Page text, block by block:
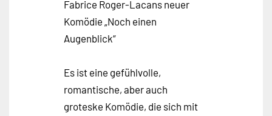
Fabrice Roger-Lacans neuer
Komödie „Noch einen
Augenblick“
Es ist eine gefühlvolle,
romantische, aber auch
groteske Komödie, die sich mit